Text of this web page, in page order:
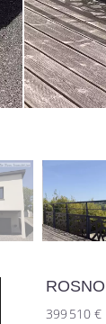
399 510 €